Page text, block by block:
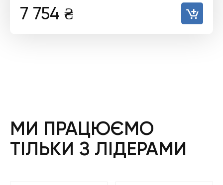
7 754 ₴
МИ ПРАЦЮЄМО
ТІЛЬКИ З ЛІДЕРАМИ